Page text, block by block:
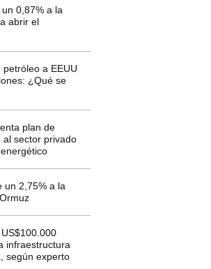
0,87% a la
abrir el
a EEUU
¿Qué se
plan de
al sector privado
un 2,75% a la
infraestructura
según experto